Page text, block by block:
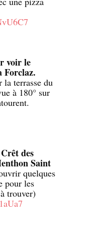
voir le
Forclaz.
la terrasse du
à 180° sur
des
Saint
quelques
pour les
trouver)